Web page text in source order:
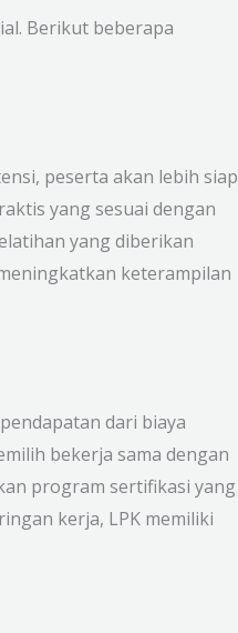
Berikut beberapa
peserta akan lebih siap
yang sesuai dengan
yang diberikan
keterampilan
dari biaya
bekerja sama dengan
program sertifikasi yang
kerja, LPK memiliki